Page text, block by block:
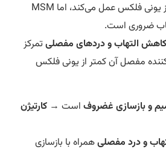
ترمیم غضروف‌ها موثرتر از یونی فلکس عمل می‌کند، اما MSM
است.
التهاب و دردهای مفصلیتمرکز
مفصل آن کمتر از یونی فلکس
بازسازی غضروفاست →کارتیژن
درد مفصلیهمراه با بازسازی